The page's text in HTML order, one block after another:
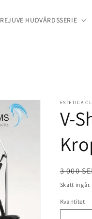
REJUVE HUDVÅRDSSERIE
ESTETICA
V-
pris
3 000
Skatt ingår.
Kvantitet